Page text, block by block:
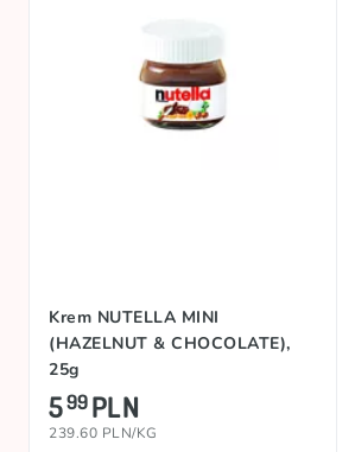
Krem NUTELLA MINI
(HAZELNUT & CHOCOLATE),
25g
599PLN
239.60 PLN/KG